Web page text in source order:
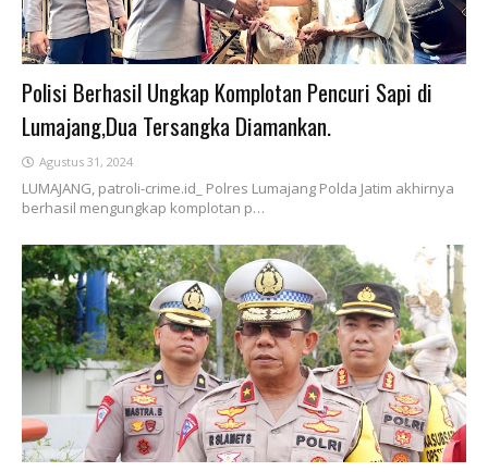
Polisi Berhasil Ungkap Komplotan Pencuri Sapi di
Lumajang,Dua Tersangka Diamankan.
Agustus 31, 2024
LUMAJANG, patroli-crime.id_ Polres Lumajang Polda Jatim akhirnya
berhasil mengungkap komplotan p…